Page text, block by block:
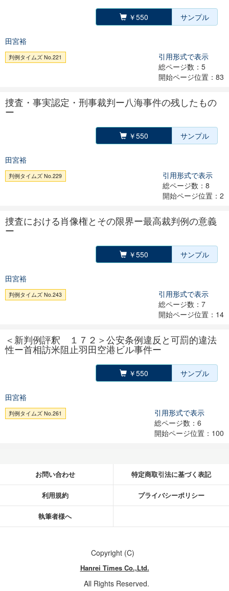
￥550 サンプル
田宮裕
判例タイムズ No.221
引用形式で表示
総ページ数：5
開始ページ位置：83
捜査・事実認定・刑事裁判ー八海事件の残したもの
ー
￥550 サンプル
田宮裕
判例タイムズ No.229
引用形式で表示
総ページ数：8
開始ページ位置：2
捜査における肖像権とその限界ー最高裁判例の意義
ー
￥550 サンプル
田宮裕
判例タイムズ No.243
引用形式で表示
総ページ数：7
開始ページ位置：14
＜新判例評釈 １７２＞公安条例違反と可罰的違法
性ー首相訪米阻止羽田空港ビル事件ー
￥550 サンプル
田宮裕
判例タイムズ No.261
引用形式で表示
総ページ数：6
開始ページ位置：100
お問い合わせ 特定商取引法に基づく表記
利用規約 プライバシーポリシー
執筆者様へ
Copyright (C)
Hanrei Times Co.,Ltd.
All Rights Reserved.